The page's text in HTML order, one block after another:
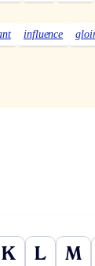
influence
K L M